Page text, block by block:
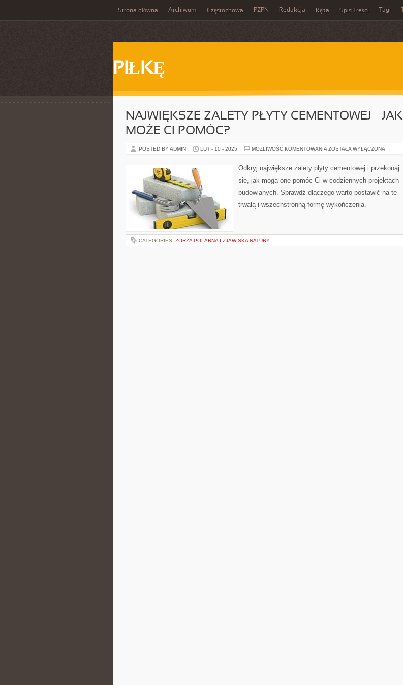
Strona główna Archiwum Częstochowa PZPN Redakcja Ręka Spis Treści Tagi
PIŁKĘ
NAJWIĘKSZE ZALETY PŁYTY CEMENTOWEJ – JAK
MOŻE CI POMÓC?
POSTED BY ADMIN LUT - 10 - 2025 MOŻLIWOŚĆ KOMENTOWANIA NAJWIĘKSZE
CEMENTOWEJ
–
MOŻE
POMÓC?
ZOSTAŁA WYŁĄCZONA
Odkryj największe zalety płyty cementowej i przekonaj
się, jak mogą one pomóc Ci w codziennych projektach
budowlanych. Sprawdź dlaczego warto postawić na tę
trwałą i wszechstronną formę wykończenia.
CATEGORIES: ZORZA POLARNA I ZJAWISKA NATURY